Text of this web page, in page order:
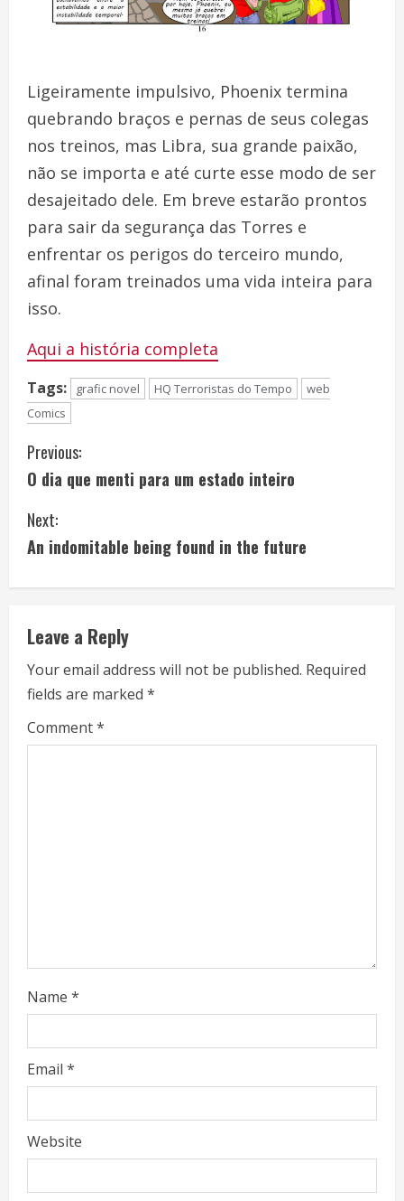
Ligeiramente impulsivo, Phoenix termina
quebrando braços e pernas de seus colegas
nos treinos, mas Libra, sua grande paixão,
não se importa e até curte esse modo de ser
desajeitado dele. Em breve estarão prontos
para sair da segurança das Torres e
enfrentar os perigos do terceiro mundo,
afinal foram treinados uma vida inteira para
isso.
Aqui a história completa
Tags: grafic novel HQ Terroristas do Tempo
web
Comics
C
o
n
n
u
e
R
g
Previous:
O dia que menti para um estado inteiro
Next:
An indomitable being found in the future
Leave a Reply
Your email address will not be published. Required
fields are marked *
Comment*
Name *
Email *
Website